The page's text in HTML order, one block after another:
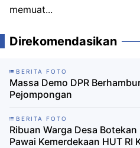
memuat...
Direkomendasikan
BERITA FOTO
Massa Demo DPR
Pejompongan
BERITA FOTO
Ribuan Warga Desa
Pawai Kemerdekaan HUT RI